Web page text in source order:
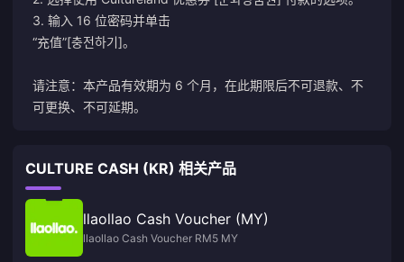
3. 输入 16 位密码并单击
“充值”[충전하기]。
请注意：本产品有效期为 6 个月，在此期限后不可退款、不
可更换、不可延期。
CULTURE CASH (KR) 相关产品
llaollao Cash Voucher (MY)
llaollao Cash Voucher RM5 MY